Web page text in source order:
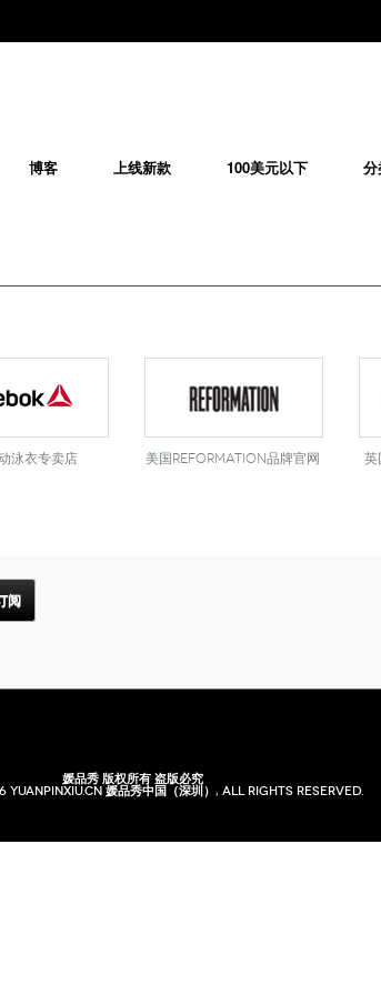
博客 上线新款 100美元以下
泳衣专卖店 美国Reformation品牌官网
阅
媛品秀 版权所有 盗版必究
yuanpinxiu.cn 媛品秀中国（深圳）, All rights reserved.